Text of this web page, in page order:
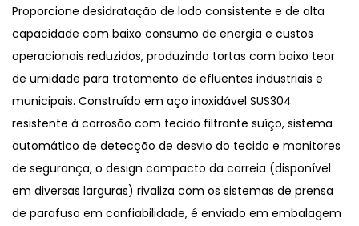
Proporcione desidratação de lodo consistente e de alta
capacidade com baixo consumo de energia e custos
operacionais reduzidos, produzindo tortas com baixo teor
de umidade para tratamento de efluentes industriais e
municipais. Construído em aço inoxidável SUS304
resistente à corrosão com tecido filtrante suíço, sistema
automático de detecção de desvio do tecido e monitores
de segurança, o design compacto da correia (disponível
em diversas larguras) rivaliza com os sistemas de prensa
de parafuso em confiabilidade, é enviado em embalagem